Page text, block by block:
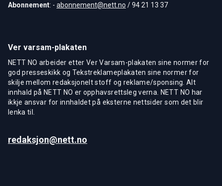
Abonnement: - abonnement@nett.no / 94 21 13 37
Ver varsam-plakaten
NETT NO arbeider etter Ver Varsam-plakaten sine normer for
god presseskikk og Tekstreklameplakaten sine normer for
skilje mellom redaksjonelt stoff og reklame/sponsing. Alt
innhald på NETT NO er opphavsrettsleg verna. NETT NO har
ikkje ansvar for innhaldet på eksterne nettsider som det blir
lenka til.
redaksjon@nett.no